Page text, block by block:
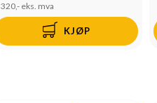
320,- eks. mva
KJØP